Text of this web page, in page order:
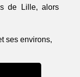
de Lille, alors
ses environs,